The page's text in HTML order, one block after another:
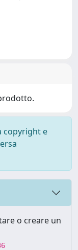
copyright e
o creare un